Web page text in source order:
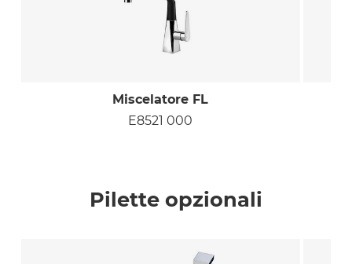
Miscelatore FL
E8521 000
Pilette opzionali